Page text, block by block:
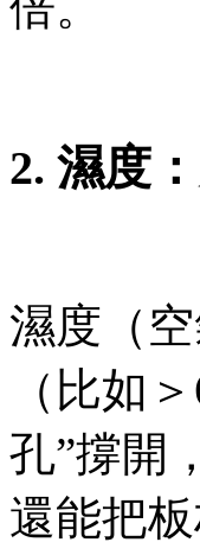
2. 濕度
濕度（
（比如
孔”撐開，
還能把